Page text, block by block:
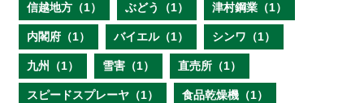
信越地方（1） ぶどう（1） 津村鋼業（1）
内閣府（1） バイエル（1） シンワ（1）
九州（1） 雪害（1） 直売所（1）
スピードスプレーヤ（1） 食品乾燥機（1）